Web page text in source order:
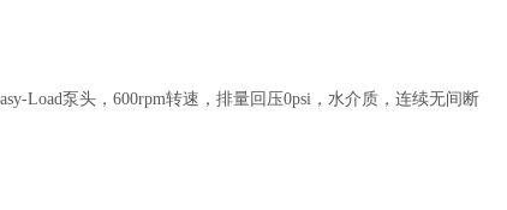
Load泵头，600rpm转速，排量回压0psi，水介质，连续无间断